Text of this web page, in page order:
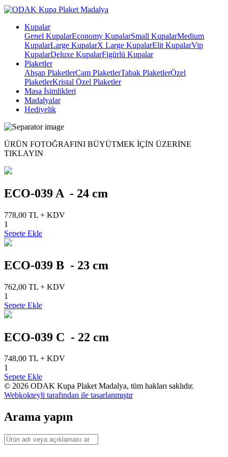
Kupalar
Genel KupalarEconomy KupalarSmall KupalarMedium
KupalarLarge KupalarX Large KupalarElit KupalarVip
KupalarDeluxe KupalarFigürlü Kupalar
Plaketler
Ahşap PlaketlerCam PlaketlerTabak PlaketlerÖzel
PlaketlerKristal Özel Plaketler
Masa İsimlikleri
Madalyalar
Hediyelik
ÜRÜN FOTOĞRAFINI BÜYÜTMEK IÇIN ÜZERINE
TIKLAYIN
ECO-039 A - 24 cm
778,00 TL + KDV
1
Sepete Ekle
ECO-039 B - 23 cm
762,00 TL + KDV
1
Sepete Ekle
ECO-039 C - 22 cm
748,00 TL + KDV
1
Sepete Ekle
© 2026 ODAK Kupa Plaket Madalya, tüm hakları saklıdır.
Webkokteyli tarafından ile tasarlanmıştır
Arama yapın